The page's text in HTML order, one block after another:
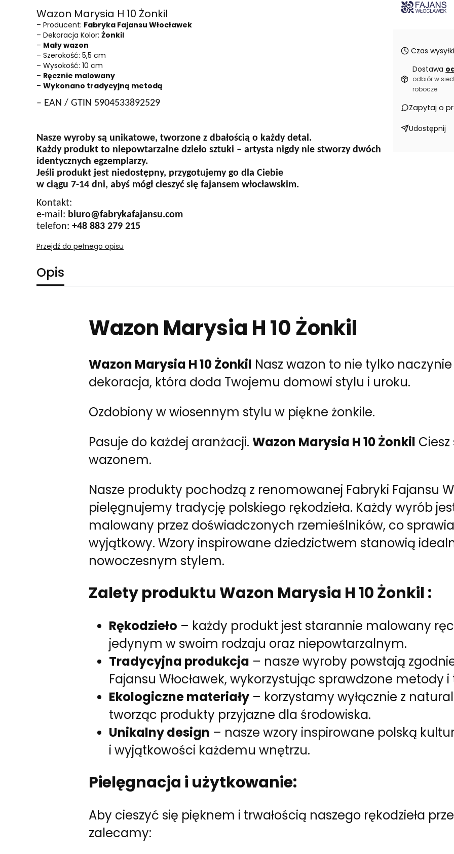
Wazon Marysia H 10 Żonkil
– Producent: Fabryka Fajansu Włocławek
– Dekoracja Kolor: Żonkil
– Mały wazon
– Szerokość: 5,5 cm
– Wysokość: 10 cm
– Ręcznie malowany
– Wykonano tradycyjną metodą
– EAN / GTIN 5904533892529
Nasze wyroby są unikatowe, tworzone z dbałością o każdy detal.
Każdy produkt to niepowtarzalne dzieło sztuki – artysta nigdy nie stworzy dwóch
identycznych egzemplarzy.
Jeśli produkt jest niedostępny, przygotujemy go dla Ciebie
w ciągu 7-14 dni, abyś mógł cieszyć się fajansem włocławskim.
Kontakt:
e-mail: biuro@fabrykafajansu.com
telefon: +48 883 279 215
Przejdź do pełnego opisu
Czas
Dostawa
odbiór w
robocze
Zapytaj o
Udostępnij
Opis
Wazon Marysia H 10 Żonkil
Wazon Marysia H 10 Żonkil Nasz wazon to nie tylko
dekoracja, która doda Twojemu domowi stylu i uroku.
Ozdobiony w wiosennym stylu w piękne żonkile.
Pasuje do każdej aranżacji. Wazon Marysia H 10 Żonkil
wazonem.
Nasze produkty pochodzą z renomowanej Fabryki Fajansu
pielęgnujemy tradycję polskiego rękodzieła. Każdy wyrób
malowany przez doświadczonych rzemieślników, co
wyjątkowy. Wzory inspirowane dziedzictwem stanowią
nowoczesnym stylem.
Zalety produktu Wazon Marysia H 10 Żonkil :
Rękodzieło – każdy produkt jest starannie malowany
jedynym w swoim rodzaju oraz niepowtarzalnym.
Tradycyjna produkcja – nasze wyroby powstają
Fajansu Włocławek, wykorzystując sprawdzone metody
Ekologiczne materiały– korzystamy wyłącznie z
tworząc produkty przyjazne dla środowiska.
Unikalny design – nasze wzory inspirowane polską
i wyjątkowości każdemu wnętrzu.
Pielęgnacja i użytkowanie:
Aby cieszyć się pięknem i trwałością naszego rękodzieła
zalecamy: